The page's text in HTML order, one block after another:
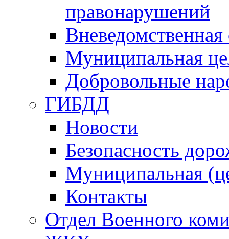
правонарушений
Вневедомственная
Муниципальная
Добровольные
ГИБДД
Новости
Безопасность
Муниципальная
Контакты
Отдел Военного